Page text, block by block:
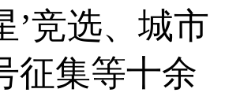
’竞选、城市
征集等十余